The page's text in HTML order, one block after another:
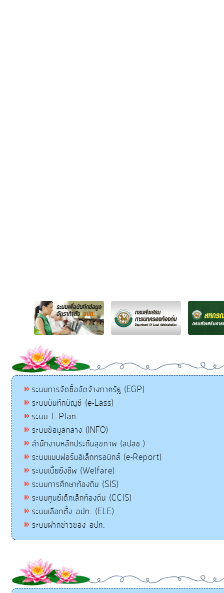
ระบบการจัดซื้อจัดจ้างภาครัฐ (EGP)
ระบบบันทึกบัญชี (e-Lass)
ระบบ E-Plan
ระบบข้อมูลกลาง (INFO)
สำนักงานหลักประกันสุขภาพ (สปสช.)
ระบบแบบฟอร์มอิเล็กทรอนิกส์ (e-Report)
ระบบเบี้ยยังชีพ (Welfare)
ระบบการศึกษาท้องถิ่น (SIS)
ระบบศูนย์เด็กเล็กท้องถิ่น (CCIS)
ระบบเลือกตั้ง อปท. (ELE)
ระบบฝากข่าวของ อปท.